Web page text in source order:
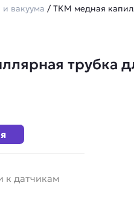
вакуума / ТКМ медная
трубка
к датчикам